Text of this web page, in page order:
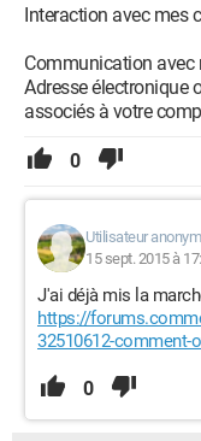
Interaction avec mes
Communication
Adresse électronique
associés à votre
0
Utilisateur
15 sept. 2015 à
J'ai déjà mis la
https://
32510612-comment-
0